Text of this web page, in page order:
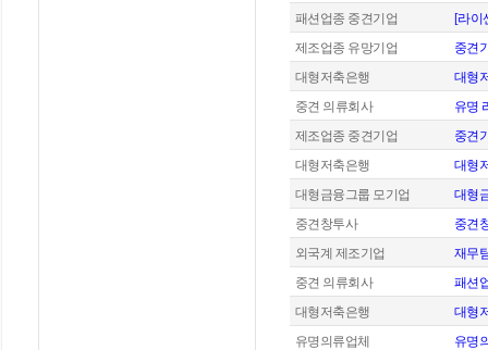
패션업종 중견기업
[라이
제조업종 유망기업
중견
대형저축은행
대형
중견 의류회사
유명
제조업종 중견기업
중견
대형저축은행
대형
대형금융그룹 모기업
대형
중견창투사
중견
외국계 제조기업
재무
중견 의류회사
패션
대형저축은행
대형
유명의류업체
유명